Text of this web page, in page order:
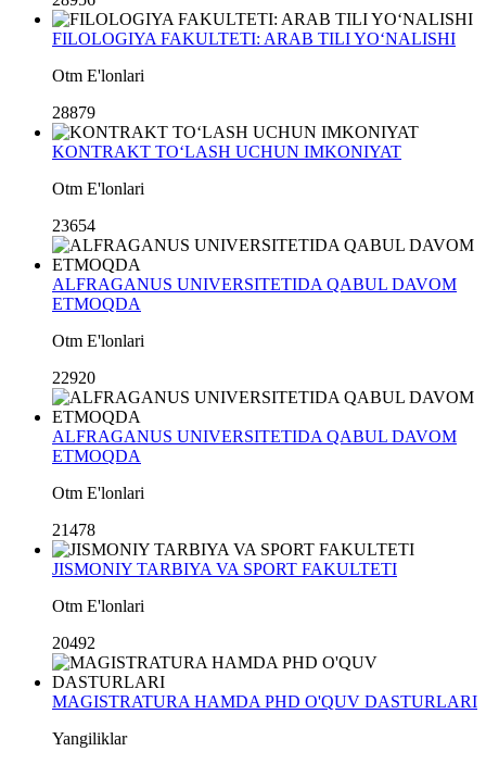
FILOLOGIYA FAKULTETI: ARAB TILI YO‘NALISHI
Otm E'lonlari
28879
KONTRAKT TO‘LASH UCHUN IMKONIYAT
Otm E'lonlari
23654
ALFRAGANUS UNIVERSITETIDA QABUL DAVOM
ETMOQDA
Otm E'lonlari
22920
ALFRAGANUS UNIVERSITETIDA QABUL DAVOM
ETMOQDA
Otm E'lonlari
21478
JISMONIY TARBIYA VA SPORT FAKULTETI
Otm E'lonlari
20492
MAGISTRATURA HAMDA PHD O'QUV DASTURLARI
Yangiliklar